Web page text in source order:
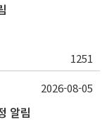
1251
알림
2026-08-05